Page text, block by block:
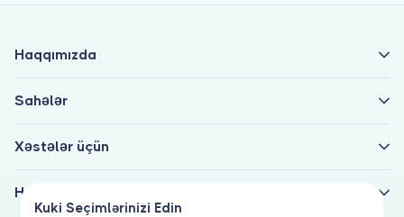
Kuki Seçimlərinizi Edin
Haqqımızda
Sahələr
Xəstələr üçün
Həkimlər üçün